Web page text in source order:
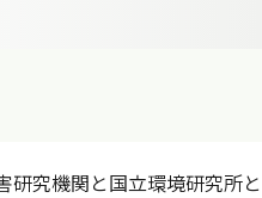
究機関と国立環境研究所と